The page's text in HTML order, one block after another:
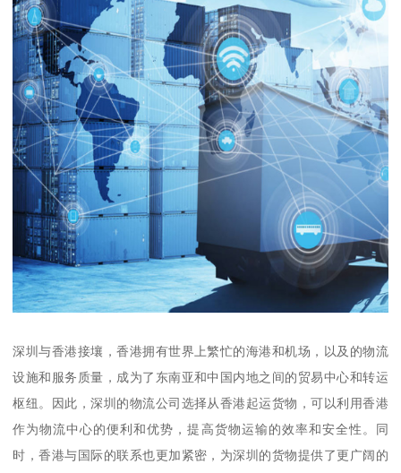
深圳与香港接壤，香港拥有世界上繁忙的海港和机场，以及的物流
设施和服务质量，成为了东南亚和中国内地之间的贸易中心和转运
枢纽。因此，深圳的物流公司选择从香港起运货物，可以利用香港
作为物流中心的便利和优势，提高货物运输的效率和安全性。同
时，香港与国际的联系也更加紧密，为深圳的货物提供了更广阔的